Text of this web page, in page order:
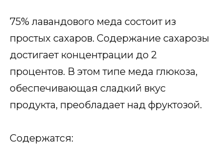
75% лавандового меда состоит из
простых сахаров. Содержание сахарозы
достигает концентрации до 2
процентов. В этом типе меда глюкоза,
обеспечивающая сладкий вкус
продукта, преобладает над фруктозой.
Содержатся: